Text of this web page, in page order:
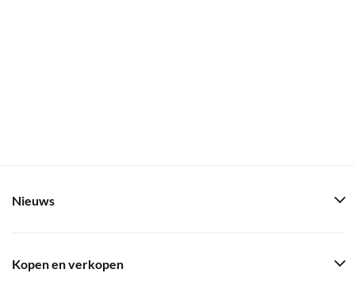
Nieuws
Kopen en verkopen